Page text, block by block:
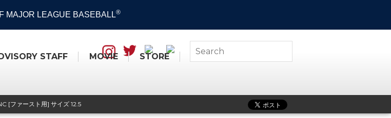
MAJOR LEAGUE BASEBALL®
STAFF MOVIE STORE WEB SHOP
[ファースト用] サイズ 12.5